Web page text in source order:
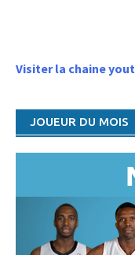
Visiter la chaine
JOUEUR DU MOIS